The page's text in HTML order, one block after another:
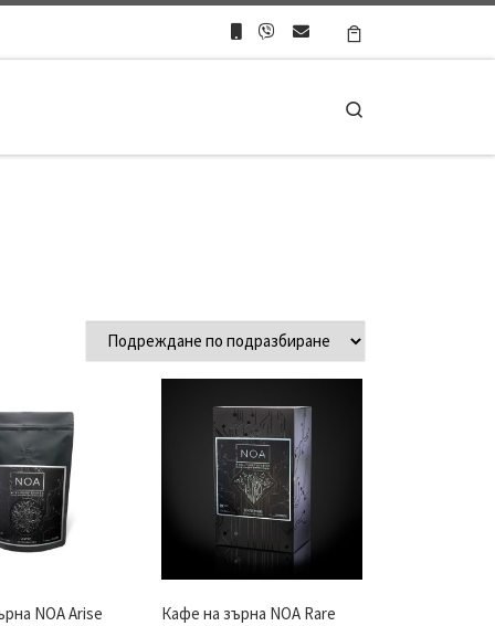
NOA Arise
Кафе на зърна NOA Rare